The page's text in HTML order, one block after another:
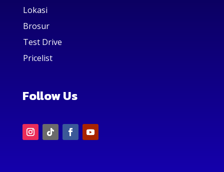
Lokasi
Brosur
Test Drive
Pricelist
Follow Us